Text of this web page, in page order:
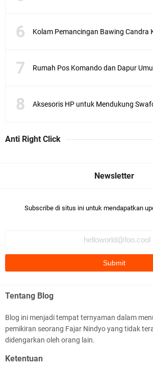
Aksesoris HP untuk Mendukung
Anti Right Click
Subscribe di situs ini untuk mendapatkan
Tentang Blog
Blog ini menjadi tempat ternyaman dalam
pemikiran seorang Fajar Nindyo yang tidak
didengarkan oleh orang lain.
Ketentuan